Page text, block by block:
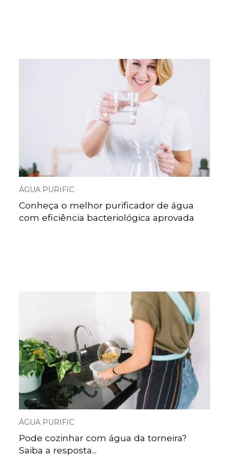
ÁGUA PURIFIC
Conheça o melhor purificador de água
com eficiência bacteriológica aprovada
ÁGUA PURIFIC
Pode cozinhar com água da torneira?
Saiba a resposta...